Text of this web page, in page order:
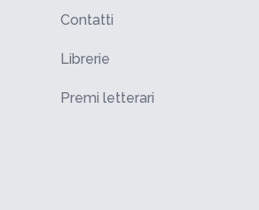
Contatti
Librerie
Premi letterari